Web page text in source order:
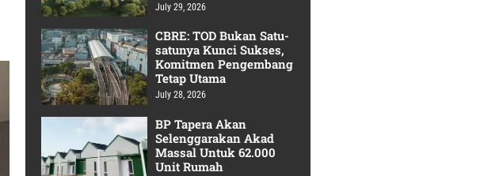
July 29, 2026
CBRE: TOD Bukan Satu-
satunya Kunci Sukses,
Komitmen Pengembang
Tetap Utama
July 28, 2026
BP Tapera Akan
Selenggarakan Akad
Massal Untuk 62.000
Unit Rumah